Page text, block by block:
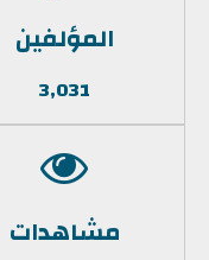
المؤلفين
3,031
مشاهدات